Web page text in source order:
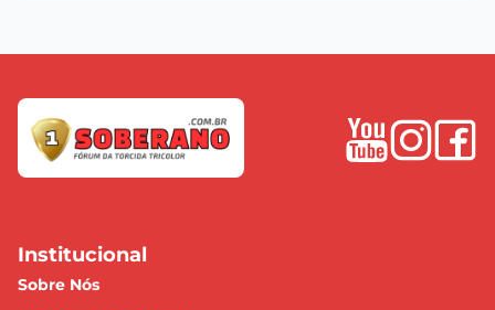
Institucional
Sobre Nós